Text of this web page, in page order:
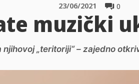
0
23/06/2021
muzički
„teritoriji“ – zajedno